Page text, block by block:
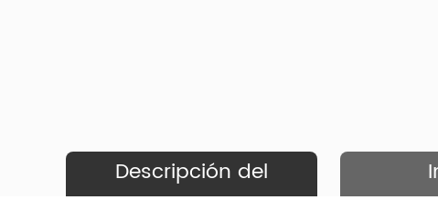
Descripción del